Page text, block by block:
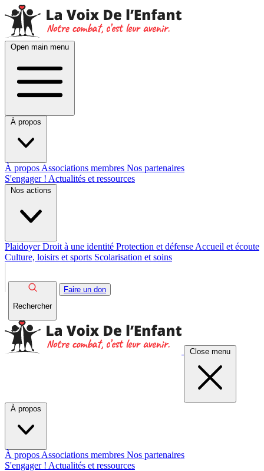
Open main menu
À propos
À propos Associations membres Nos partenaires
S'engager ! Actualités et ressources
Nos actions
PlaidoyerDroit à une identité Protection et défense Accueil et écoute
Culture, loisirs et sports Scolarisation et soins
Rechercher
Faire un don
Close menu
À propos
À propos Associations membres Nos partenaires
S'engager ! Actualités et ressources